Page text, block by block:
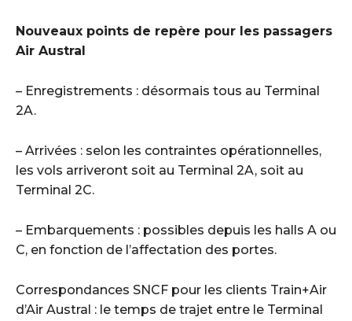
Nouveaux points de repère pour les passagers
Air Austral
– Enregistrements : désormais tous au Terminal
2A.
– Arrivées : selon les contraintes opérationnelles,
les vols arriveront soit au Terminal 2A, soit au
Terminal 2C.
– Embarquements : possibles depuis les halls A ou
C, en fonction de l’affectation des portes.
Correspondances SNCF pour les clients Train+Air
d’Air Austral : le temps de trajet entre le Terminal